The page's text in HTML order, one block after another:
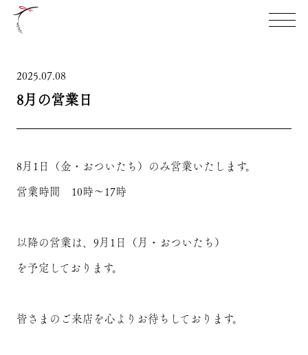
2025.07.08
8月の営業日
8月1日（金・おついたち）のみ営業いたします。
営業時間 10時～17時
以降の営業は、9月1日（月・おついたち）
を予定しております。
皆さまのご来店を心よりお待ちしております。